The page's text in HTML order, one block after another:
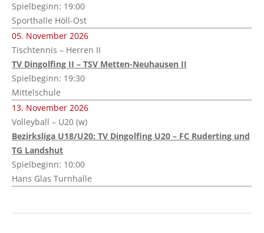
Spielbeginn: 19:00
Sporthalle Höll-Ost
05. November 2026
Tischtennis – Herren II
TV Dingolfing II – TSV Metten-Neuhausen II
Spielbeginn: 19:30
Mittelschule
13. November 2026
Volleyball – U20 (w)
Bezirksliga U18/U20: TV Dingolfing U20 – FC Ruderting und
TG Landshut
Spielbeginn: 10:00
Hans Glas Turnhalle